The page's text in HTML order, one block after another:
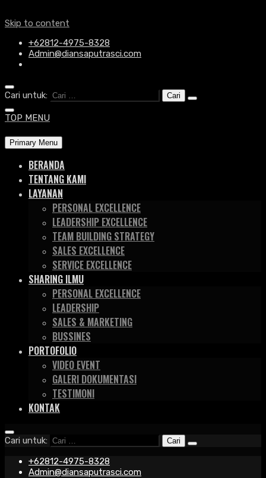
Skip to content
+62812-4975-8328
Admin@diansaputrasci.com
Cari untuk:
TOP MENU
Primary Menu
BERANDA
TENTANG KAMI
LAYANAN
PERSONAL EXCELLENCE
LEADERSHIP EXCELLENCE
TEAM BUILDING STRATEGY
SALES EXCELLENCE
SERVICE EXCELLENCE
SHARING ILMU
PERSONAL EXCELLENCE
LEADERSHIP
SALES & MARKETING
BUSSINES
PORTOFOLIO
VIDEO EVENT
GALERI DOKUMENTASI
TESTIMONI
KONTAK
Cari untuk:
+62812-4975-8328
Admin@diansaputrasci.com